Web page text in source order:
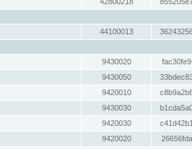
44100013
9430020
9430050
9420010
9430030
9420030
9420020